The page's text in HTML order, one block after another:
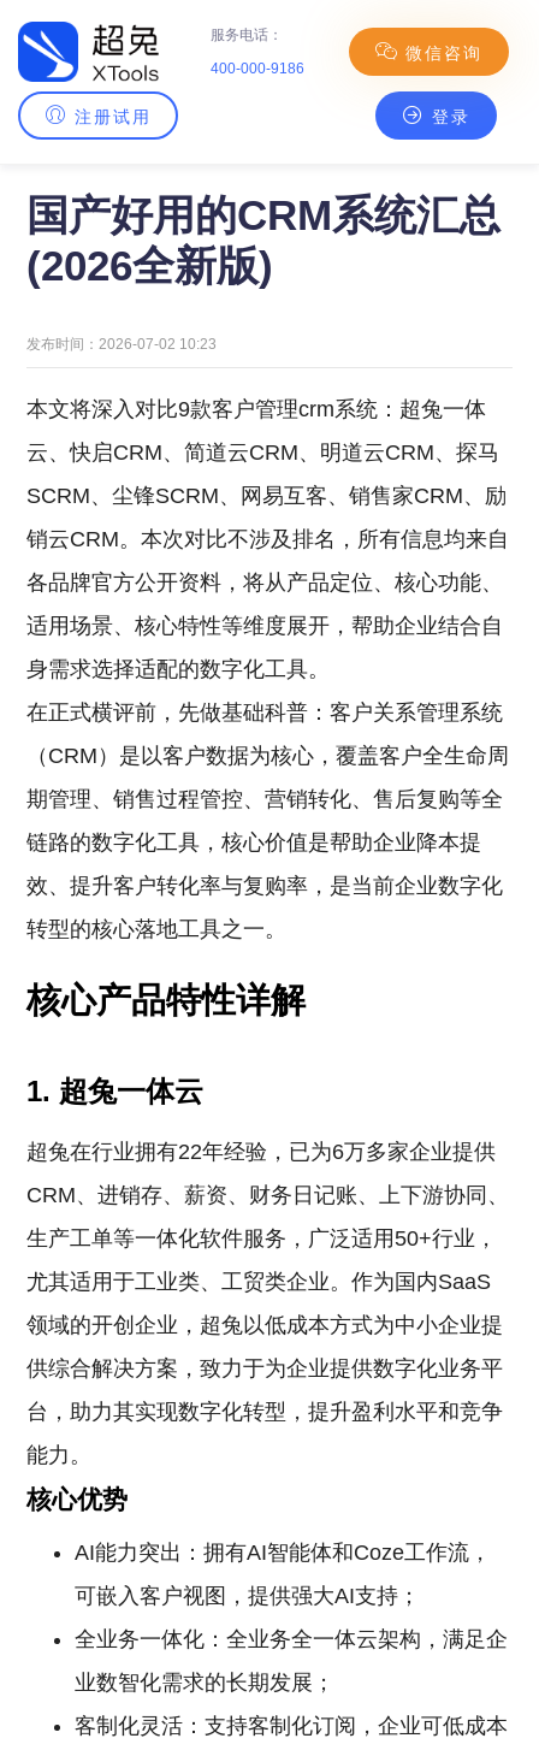
服务电话：
400-000-9186
微信咨询
注册试用 登录
主页>CRM百科> 国产好用的CRM系统汇总(2026全新版)
国产好用的CRM系统汇总
(2026全新版)
发布时间：2026-07-02 10:23
本文将深入对比9款客户管理crm系统：超兔一体
云、快启CRM、简道云CRM、明道云CRM、探马
SCRM、尘锋SCRM、网易互客、销售家CRM、励
销云CRM。本次对比不涉及排名，所有信息均来自
各品牌官方公开资料，将从产品定位、核心功能、
适用场景、核心特性等维度展开，帮助企业结合自
身需求选择适配的数字化工具。
在正式横评前，先做基础科普：客户关系管理系统
（CRM）是以客户数据为核心，覆盖客户全生命周
期管理、销售过程管控、营销转化、售后复购等全
链路的数字化工具，核心价值是帮助企业降本提
效、提升客户转化率与复购率，是当前企业数字化
转型的核心落地工具之一。
核心产品特性详解
1. 超兔一体云
超兔在行业拥有22年经验，已为6万多家企业提供
CRM、进销存、薪资、财务日记账、上下游协同、
生产工单等一体化软件服务，广泛适用50+行业，
尤其适用于工业类、工贸类企业。作为国内SaaS
领域的开创企业，超兔以低成本方式为中小企业提
供综合解决方案，致力于为企业提供数字化业务平
台，助力其实现数字化转型，提升盈利水平和竞争
能力。
核心优势
AI能力突出：拥有AI智能体和Coze工作流，
可嵌入客户视图，提供强大AI支持；
全业务一体化：全业务全一体云架构，满足企
业数智化需求的长期发展；
客制化灵活：支持客制化订阅，企业可低成本